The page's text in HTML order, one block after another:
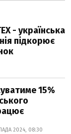
- українська
підкорює
15%
2024, 08:30